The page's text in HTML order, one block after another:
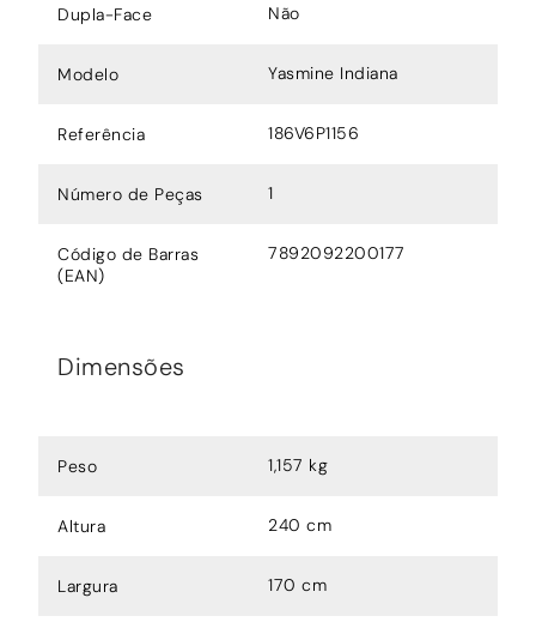
Dupla-Face Não
Modelo Yasmine Indiana
Referência 186V6P1156
Número de Peças 1
Código de Barras
(EAN)
7892092200177
Dimensões
Peso 1,157 kg
Altura 240 cm
Largura 170 cm